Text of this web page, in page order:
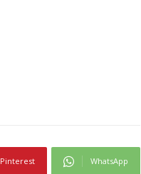
Pinterest WhatsApp